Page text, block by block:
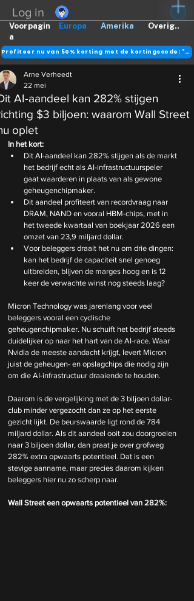
Log in
Europa Amerika Overig..
Voorpagin
a
Profiteer nu van 50% korting met de kortingscode: "DANK"
AI-aandeel kan 282% stijgen
$3 biljoen: waarom Wall Street
oplet
Arne Verheedt
22 mei
In het kort:
Dit AI-aandeel kan 282% stijgen als de markt
het bedrijf echt als AI-infrastructuurspeler
gaat waarderen in plaats van als gewone
geheugenchipmaker.
Dit aandeel profiteert van recordvraag naar
DRAM, NAND en vooral HBM-chips, met in
het tweede kwartaal van boekjaar 2026 een
omzet van 23,9 miljard dollar.
Voor beleggers draait het nu om drie dingen:
kan het bedrijf de capaciteit snel genoeg
uitbreiden, blijven de marges hoog en is 12
keer de verwachte winst nog steeds laag?
Micron Technology was jarenlang voor veel
beleggers vooral een cyclische
geheugenchipmaker. Nu schuift het bedrijf steeds
duidelijker op naar het hart van de AI-race. Waar
Nvidia de meeste aandacht krijgt, levert Micron
juist de geheugen- en opslagchips die nodig zijn
om die AI-infrastructuur draaiende te houden.
Daarom is de vergelijking met de 3 biljoen dollar-
club minder vergezocht dan ze op het eerste
gezicht lijkt. De beurswaarde ligt rond de 784
miljard dollar. Als dit aandeel ooit zou doorgroeien
naar 3 biljoen dollar, dan praat je over grofweg
282% extra opwaarts potentieel. Dat is een
stevige aanname, maar precies daarom kijken
beleggers hier nu zo scherp naar.
Wall Street een opwaarts potentieel van 282%: